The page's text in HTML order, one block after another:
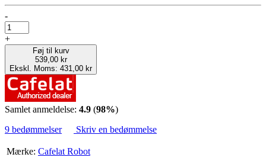
-
+
Føj til kurv
539,00 kr
Ekskl. Moms: 431,00 kr
Samlet anmeldelse: 4.9 (98%)
9 bedømmelser
Skriv en bedømmelse
Mærke: Cafelat Robot